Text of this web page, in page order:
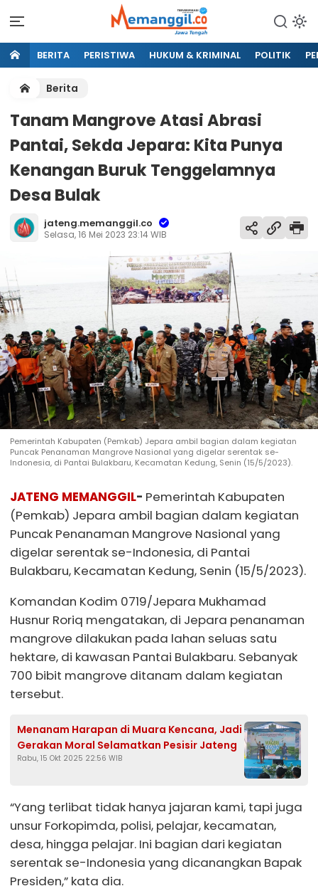
BERITA PERISTIWA HUKUM & KRIMINAL POLITIK
Berita
Tanam Mangrove Atasi Abrasi
Pantai, Sekda Jepara: Kita Punya
Kenangan Buruk Tenggelamnya
Desa Bulak
jateng.memanggil.co
Selasa, 16 Mei 2023 23:14 WIB
Pemerintah Kabupaten (Pemkab) Jepara ambil bagian dalam kegiatan
Puncak Penanaman Mangrove Nasional yang digelar serentak se-
Indonesia, di Pantai Bulakbaru, Kecamatan Kedung, Senin (15/5/2023).
JATENG MEMANGGIL- Pemerintah Kabupaten
(Pemkab) Jepara ambil bagian dalam kegiatan
Puncak Penanaman Mangrove Nasional yang
digelar serentak se-Indonesia, di Pantai
Bulakbaru, Kecamatan Kedung, Senin (15/5/2023).
Komandan Kodim 0719/Jepara Mukhamad
Husnur Roriq mengatakan, di Jepara penanaman
mangrove dilakukan pada lahan seluas satu
hektare, di kawasan Pantai Bulakbaru. Sebanyak
700 bibit mangrove ditanam dalam kegiatan
tersebut.
Menanam Harapan di Muara Kencana, Jadi
Gerakan Moral Selamatkan Pesisir Jateng
Rabu, 15 Okt 2025 22:56 WIB
“Yang terlibat tidak hanya jajaran kami, tapi juga
unsur Forkopimda, polisi, pelajar, kecamatan,
desa, hingga pelajar. Ini bagian dari kegiatan
serentak se-Indonesia yang dicanangkan Bapak
Presiden,” kata dia.